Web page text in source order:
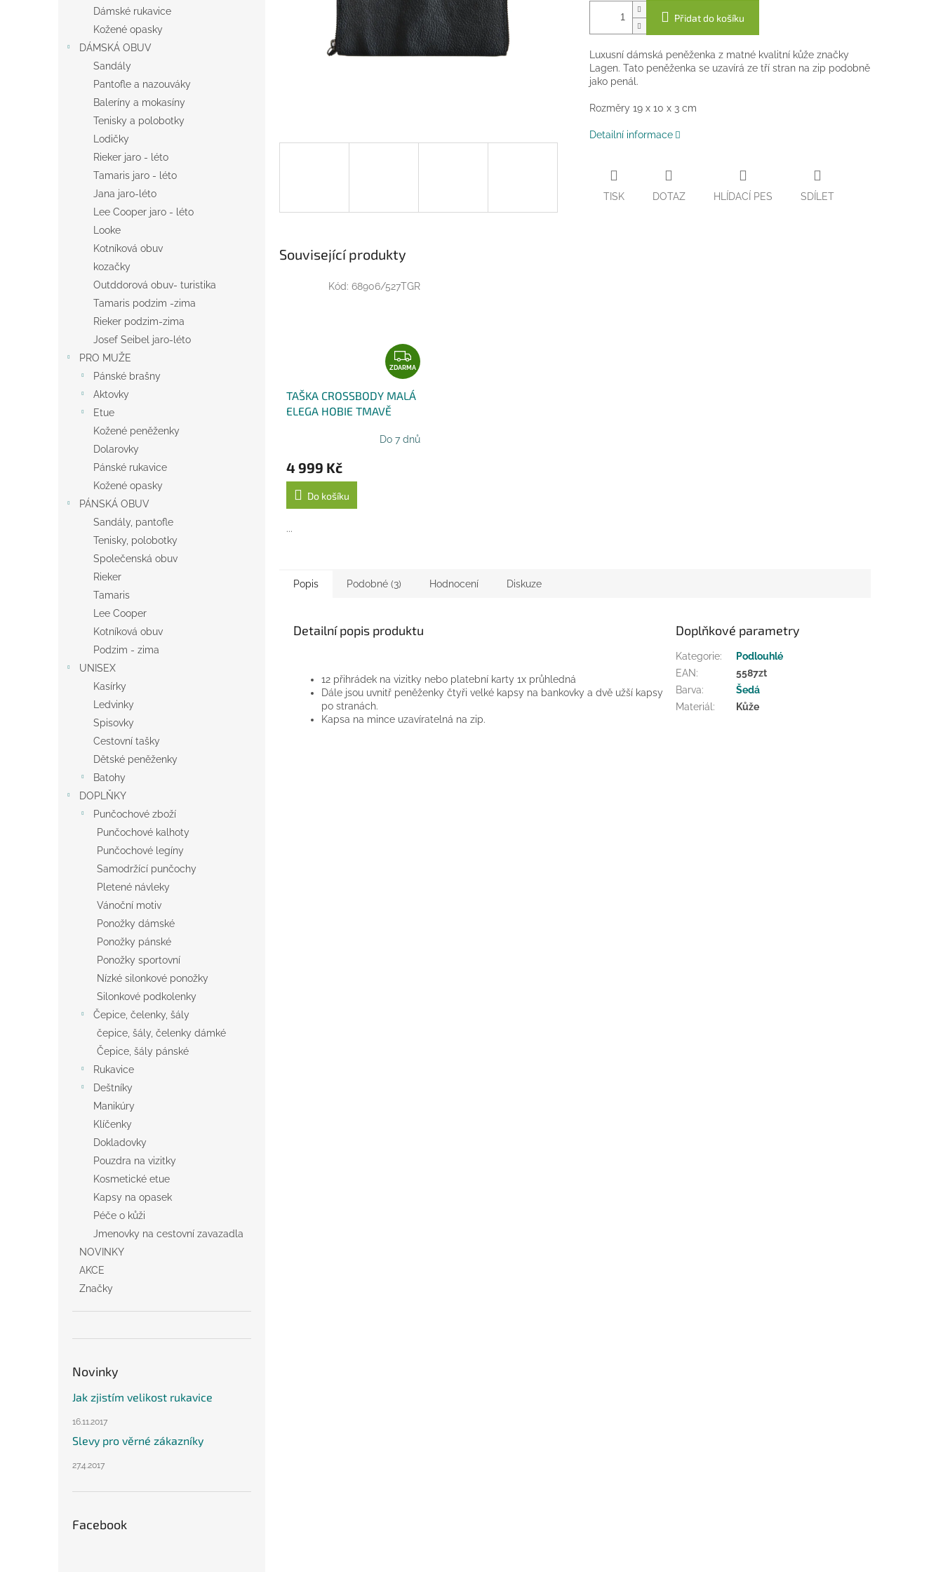
Dámské rukavice
Kožené opasky
DÁMSKÁ OBUV
Sandály
Pantofle a nazouváky
Baleríny a mokasíny
Tenisky a polobotky
Lodičky
Rieker jaro - léto
Tamaris jaro - léto
Jana jaro-léto
Lee Cooper jaro - léto
Looke
Kotníková obuv
kozačky
Outddorová obuv- turistika
Tamaris podzim -zima
Rieker podzim-zima
Josef Seibel jaro-léto
PRO MUŽE
Pánské brašny
Aktovky
Etue
Kožené peněženky
Dolarovky
Pánské rukavice
Kožené opasky
PÁNSKÁ OBUV
Sandály, pantofle
Tenisky, polobotky
Společenská obuv
Rieker
Tamaris
Lee Cooper
Kotníková obuv
Podzim - zima
UNISEX
Kasírky
Ledvinky
Spisovky
Cestovní tašky
Dětské peněženky
Batohy
DOPLŇKY
Punčochové zboží
Punčochové kalhoty
Punčochové legíny
Samodržící punčochy
Pletené návleky
Vánoční motiv
Ponožky dámské
Ponožky pánské
Ponožky sportovní
Nízké silonkové ponožky
Silonkové podkolenky
Čepice, čelenky, šály
čepice, šály, čelenky dámké
Čepice, šály pánské
Rukavice
Deštníky
Manikúry
Klíčenky
Dokladovky
Pouzdra na vizitky
Kosmetické etue
Kapsy na opasek
Péče o kůži
Jmenovky na cestovní zavazadla
NOVINKY
AKCE
Značky
Novinky
Jak zjistím velikost rukavice
16.11.2017
Slevy pro věrné zákazníky
27.4.2017
Facebook
Přidat do košíku
Luxusní dámská peněženka z matné kvalitní kůže značky
Lagen. Tato peněženka se uzavírá ze tří stran na zip podobně
jako penál.
Rozměry 19 x 10 x 3 cm
Detailní informace
TISK DOTAZ HLÍDACÍ PES SDÍLET
Související produkty
Z
D
A
R
A
ZDARMA
TAŠKA CROSSBODY MALÁ
ELEGA HOBIE TMAVĚ
Do 7 dnů
4 999 Kč
Do košíku
...
Kód: 68906/527TGR
Popis Podobné (3) Hodnocení Diskuze
Detailní popis produktu
12 přihrádek na vizitky nebo platební karty 1x průhledná
Dále jsou uvnitř peněženky čtyři velké kapsy na bankovky a dvě užší kapsy
po stranách.
Kapsa na mince uzavíratelná na zip.
Doplňkové parametry
Kategorie:
Podlouhlé
EAN:
5587zt
Barva:
Šedá
Materiál: Kůže